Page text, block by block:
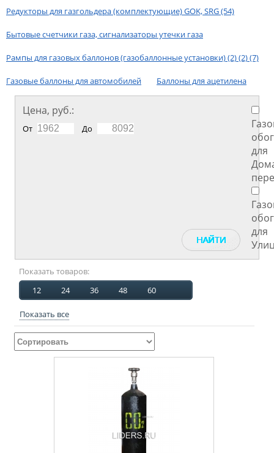
Редукторы для газгольдера (комплектующие) GOK, SRG (54)
Бытовые счетчики газа, сигнализаторы утечки газа
Рампы для газовых баллонов (газобаллонные установки) (2) (2) (7)
Газовые баллоны для автомобилей Баллоны для ацетилена
Цена, руб.:
От До
для
для
Показать товаров:
12
24 36 48 60
Показать все